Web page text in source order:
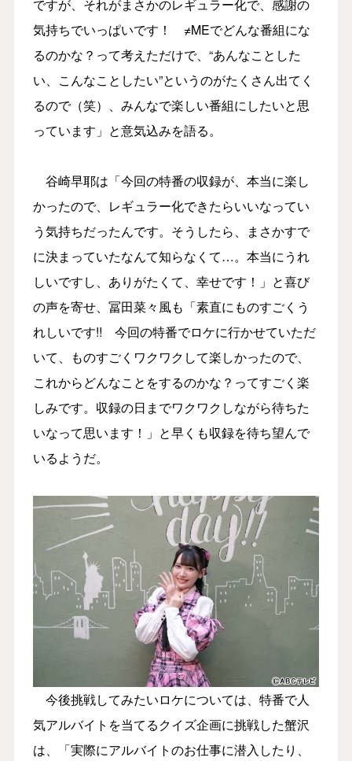
ですが、それがまさかのレギュラー化で、感謝の
気持ちでいっぱいです！ ≠MEでどんな番組にな
るのかな？って考えただけで、“あんなことした
い、こんなことしたい”というのがたくさん出てく
るので（笑）、みんなで楽しい番組にしたいと思
っています」と意気込みを語る。
谷崎早耶は「今回の特番の収録が、本当に楽し
かったので、レギュラー化できたらいいなってい
う気持ちだったんです。そうしたら、まさかすで
に決まっていたなんて知らなくて…。本当にうれ
しいですし、ありがたくて、幸せです！」と喜び
の声を寄せ、冨田菜々風も「素直にものすごくう
れしいです!! 今回の特番でロケに行かせていただ
いて、ものすごくワクワクして楽しかったので、
これからどんなことをするのかな？ってすごく楽
しみです。収録の日までワクワクしながら待ちた
いなって思います！」と早くも収録を待ち望んで
いるようだ。
今後挑戦してみたいロケについては、特番で人
気アルバイトを当てるクイズ企画に挑戦した蟹沢
は、「実際にアルバイトのお仕事に潜入したり、